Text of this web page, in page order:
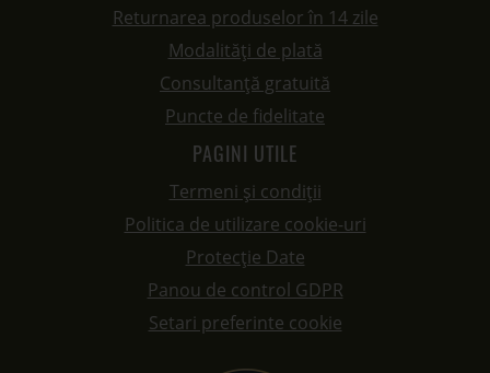
Returnarea produselor în 14 zile
Modalități de plată
Consultanță gratuită
Puncte de fidelitate
PAGINI UTILE
Termeni și condiții
Politica de utilizare cookie-uri
Protecție Date
Panou de control GDPR
Setari preferinte cookie